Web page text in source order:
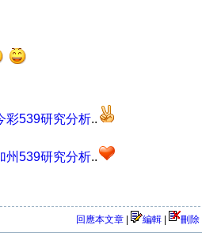
彩539研究分析..
州539研究分析..
回應本文章 編輯 刪除